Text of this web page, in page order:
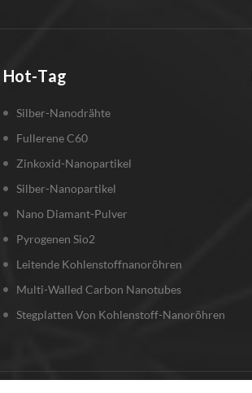
Hot-Tag
Silber-Nanodrähte
Fullerene C60
Zinkoxid-Nanopartikel
Silber-Nanopartikel
Nano Diamant-Pulver
Pyrogenen Sio2
Leitende Kohlenstoffnanoröhren
Multi-Walled Carbon Nanotubes
Stegplatten Von Kohlenstoff-Nanoröhren